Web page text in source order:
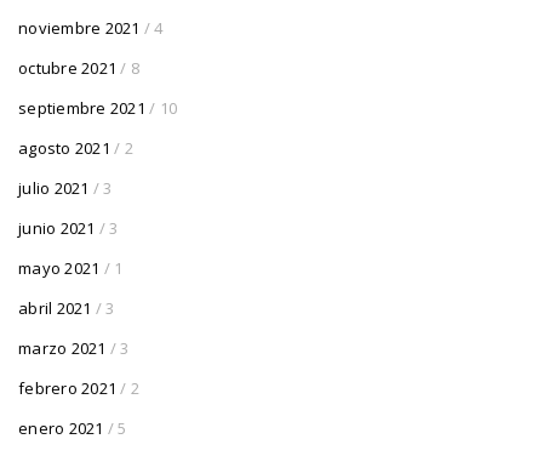
noviembre 2021 / 4
octubre 2021 / 8
septiembre 2021 / 10
agosto 2021 / 2
julio 2021 / 3
junio 2021 / 3
mayo 2021 / 1
abril 2021 / 3
marzo 2021 / 3
febrero 2021 / 2
enero 2021 / 5